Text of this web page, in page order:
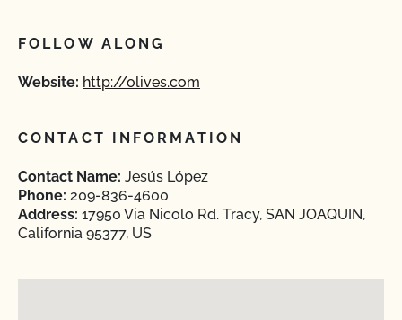
FOLLOW ALONG
Website: http://olives.com
CONTACT INFORMATION
Contact Name: Jesús López
Phone: 209-836-4600
Address: 17950 Via Nicolo Rd. Tracy, SAN JOAQUIN,
California 95377, US